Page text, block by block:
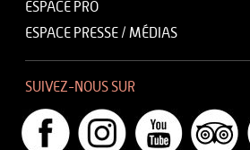
ESPACE PRO
ESPACE PRESSE / MÉDIAS
SUIVEZ-NOUS SUR